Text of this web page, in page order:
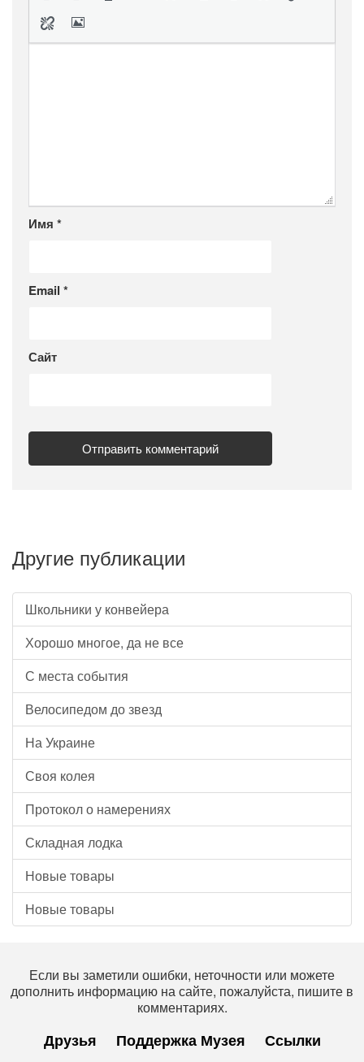
Имя *
Email *
Сайт
Другие публикации
Школьники у конвейера
Хорошо многое, да не все
С места события
Велосипедом до звезд
На Украине
Своя колея
Протокол о намерениях
Складная лодка
Новые товары
Новые товары
Если вы заметили ошибки, неточности или можете
дополнить информацию на сайте, пожалуйста, пишите в
комментариях.
Друзья Поддержка Музея Ссылки